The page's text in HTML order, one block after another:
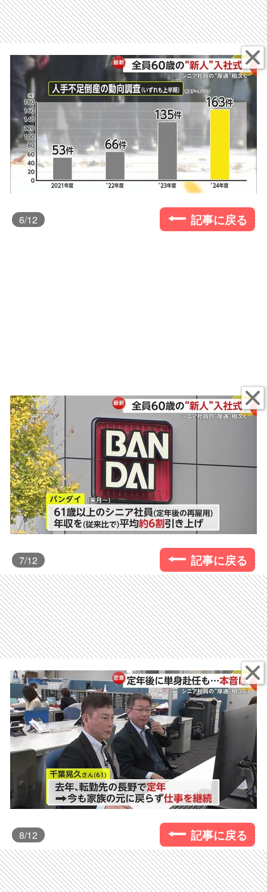
6/12 記事に戻る
7/12 記事に戻る
8/12 記事に戻る